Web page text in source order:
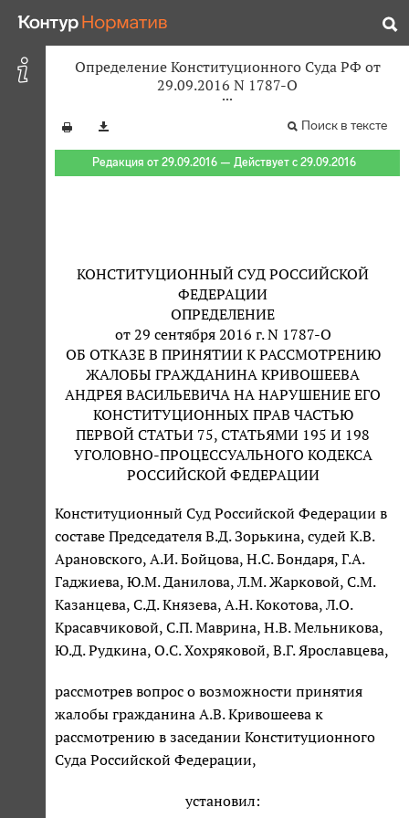
Определение Конституционного Суда РФ от
29.09.2016 N 1787-О
Поиск в тексте
Редакция от 29.09.2016 — Действует с 29.09.2016
КОНСТИТУЦИОННЫЙ СУД РОССИЙСКОЙ
ФЕДЕРАЦИИ
ОПРЕДЕЛЕНИЕ
от 29 сентября 2016 г. N 1787-О
ОБ ОТКАЗЕ В ПРИНЯТИИ К РАССМОТРЕНИЮ
ЖАЛОБЫ ГРАЖДАНИНА КРИВОШЕЕВА
АНДРЕЯ ВАСИЛЬЕВИЧА НА НАРУШЕНИЕ ЕГО
КОНСТИТУЦИОННЫХ ПРАВ ЧАСТЬЮ
ПЕРВОЙ СТАТЬИ 75, СТАТЬЯМИ 195 И 198
УГОЛОВНО-ПРОЦЕССУАЛЬНОГО КОДЕКСА
РОССИЙСКОЙ ФЕДЕРАЦИИ
Конституционный Суд Российской Федерации в
составе Председателя В.Д. Зорькина, судей К.В.
Арановского, А.И. Бойцова, Н.С. Бондаря, Г.А.
Гаджиева, Ю.М. Данилова, Л.М. Жарковой, С.М.
Казанцева, С.Д. Князева, А.Н. Кокотова, Л.О.
Красавчиковой, С.П. Маврина, Н.В. Мельникова,
Ю.Д. Рудкина, О.С. Хохряковой, В.Г. Ярославцева,
рассмотрев вопрос о возможности принятия
жалобы гражданина А.В. Кривошеева к
рассмотрению в заседании Конституционного
Суда Российской Федерации,
установил: